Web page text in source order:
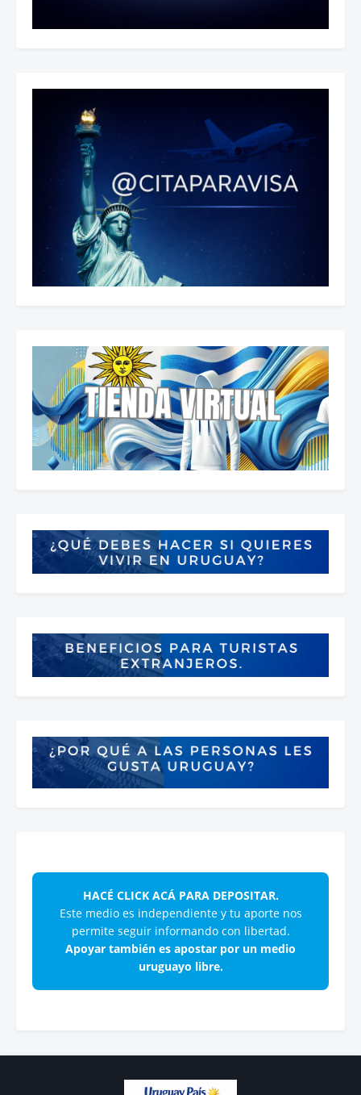
HACÉ CLICK ACÁ PARA DEPOSITAR.
Este medio es independiente y tu aporte nos
permite seguir informando con libertad.
Apoyar también es apostar por un medio
uruguayo libre.